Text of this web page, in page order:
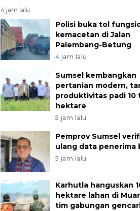
4 jam lalu
Polisi buka tol
kemacetan di Jalan
Palembang-Betung
4 jam lalu
Sumsel kembangkan
pertanian modern,
produktivitas padi 10
hektare
5 jam lalu
Pemprov Sumsel
ulang data penerima
5 jam lalu
Karhutla hanguskan
hektare lahan di
tim gabungan